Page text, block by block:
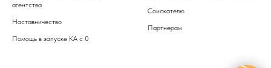
агентства
Наставничество
Помощь в запуске КА с 0
Соискателю
Партнерам